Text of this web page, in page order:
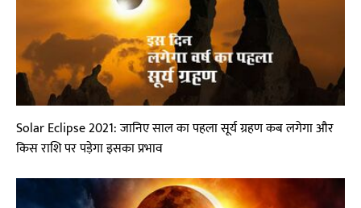
Solar Eclipse 2021: जानिए साल का पहला सूर्य ग्रहण कब लगेगा और
किस राशि पर पड़ेगा इसका प्रभाव